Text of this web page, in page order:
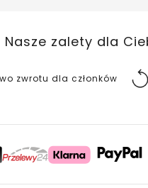
Nasze zalety dla
zwrotu dla członków